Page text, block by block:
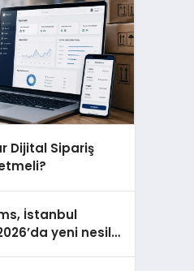
Dijital Sipariş
İstanbul
yeni nesil